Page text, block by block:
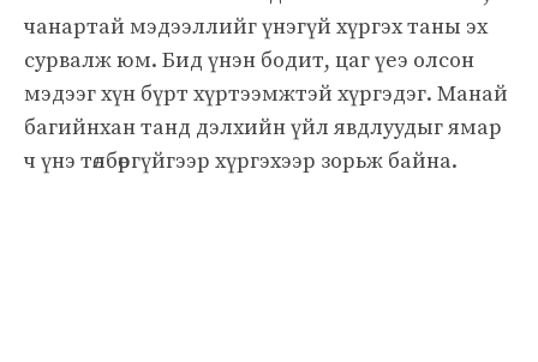
чанартай мэдээллийг үнэгүй хүргэх таны эх
сурвалж юм. Бид үнэн бодит, цаг үеэ олсон
мэдээг хүн бүрт хүртээмжтэй хүргэдэг. Манай
багийнхан танд дэлхийн үйл явдлуудыг ямар
ч үнэ төлбөргүйгээр хүргэхээр зорьж байна.